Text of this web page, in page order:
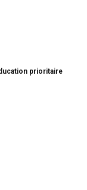
prioritaire